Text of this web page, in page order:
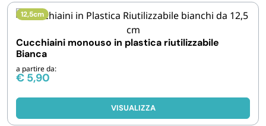
12,5cm
Cucchiaini monouso in plastica riutilizzabile
Bianca
a partire da:
€ 5,90
VISUALIZZA